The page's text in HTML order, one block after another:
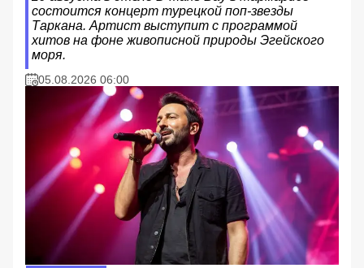
состоится концерт турецкой поп-звезды
Таркана. Артист выступит с программой
хитов на фоне живописной природы Эгейского
моря.
05.08.2026 06:00